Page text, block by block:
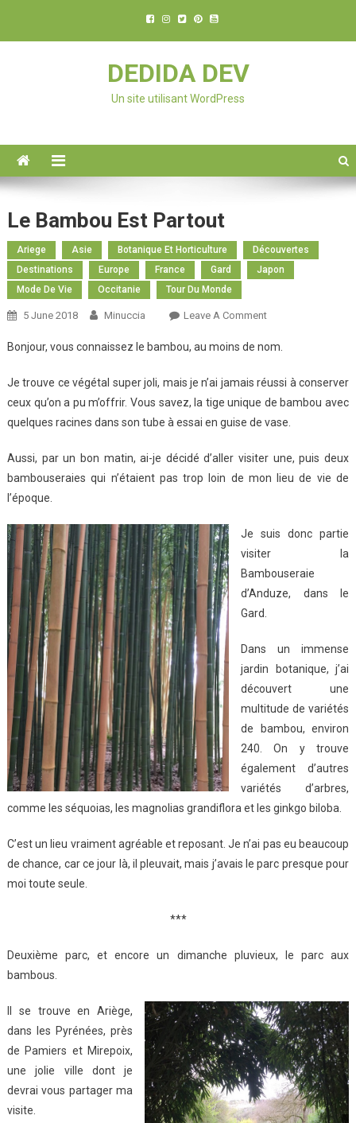
DEDIDA DEV
Un site utilisant WordPress
Le Bambou Est Partout
Ariege Asie Botanique Et Horticulture
Découvertes
Destinations
Europe France Gard
Japon
Mode De Vie
Occitanie Tour Du Monde
5 June 2018 Minuccia Leave A CommentOn Le Bambou
Bonjour, vous connaissez le bambou, au moins de nom.
Je trouve ce végétal super joli, mais je n’ai jamais réussi à conserver
ceux qu’on a pu m’offrir. Vous savez, la tige unique de bambou avec
quelques racines dans son tube à essai en guise de vase.
Aussi, par un bon matin, ai-je décidé d’aller visiter une, puis deux
bambouseraies qui n’étaient pas trop loin de mon lieu de vie de
l’époque.
Je suis donc partie
visiter la
Bambouseraie
d’Anduze, dans le
Gard.
Dans un immense
jardin botanique, j’ai
découvert une
multitude de variétés
de bambou, environ
240. On y trouve
également d’autres
variétés d’arbres,
comme les séquoias, les magnolias grandiflora et les ginkgo biloba.
C’est un lieu vraiment agréable et reposant. Je n’ai pas eu beaucoup
de chance, car ce jour là, il pleuvait, mais j’avais le parc presque pour
moi toute seule.
***
Deuxième parc, et encore un dimanche pluvieux, le parc aux
bambous.
Il se trouve en Ariège,
dans les Pyrénées, près
de Pamiers et Mirepoix,
une jolie ville dont je
devrai vous partager ma
visite.